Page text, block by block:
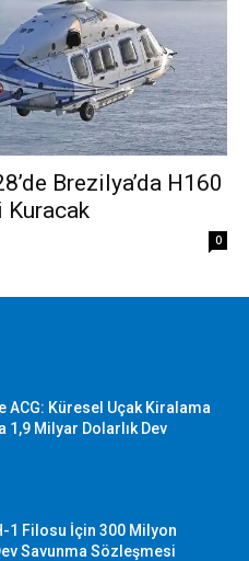
Brezilya’da H160
0
ACG: Küresel Uçak Kiralama
1,9 Milyar Dolarlık Dev
1 Filosu İçin 300 Milyon
Savunma Sözleşmesi